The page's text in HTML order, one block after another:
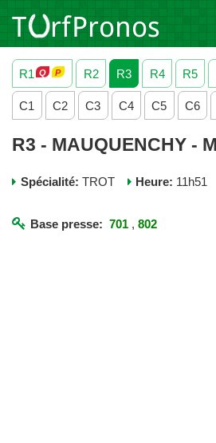
R1
R2 R3 R4 R5
C1 C2 C3 C4 C5 C6
Spécialité: TROT Heure: 11h51
Base presse: 701 ,802